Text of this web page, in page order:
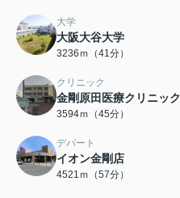
大学
大阪大谷大学
3236ｍ（41分）
クリニック
金剛原田医療クリニック
3594ｍ（45分）
デパート
イオン金剛店
4521ｍ（57分）